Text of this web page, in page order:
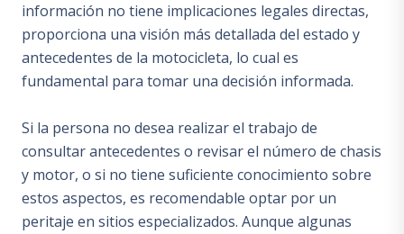
información no tiene implicaciones legales directas,
proporciona una visión más detallada del estado y
antecedentes de la motocicleta, lo cual es
fundamental para tomar una decisión informada.
Si la persona no desea realizar el trabajo de
consultar antecedentes o revisar el número de chasis
y motor, o si no tiene suficiente conocimiento sobre
estos aspectos, es recomendable optar por un
peritaje en sitios especializados. Aunque algunas